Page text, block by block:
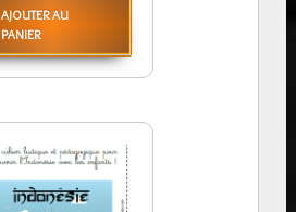
AJOUTER AU
PANIER